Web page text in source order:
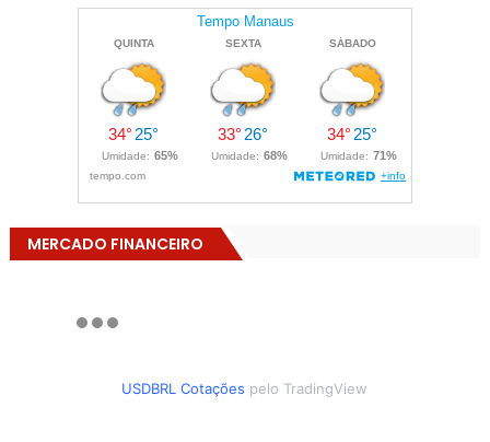
MERCADO FINANCEIRO
USDBRL Cotações pelo TradingView